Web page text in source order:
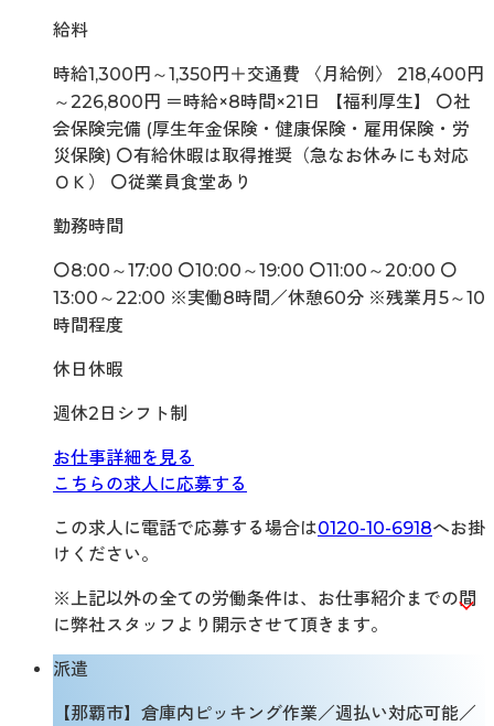
給料
時給1,300円～1,350円＋交通費 〈月給例〉 218,400円
～226,800円 ＝時給×8時間×21日 【福利厚生】 〇社
会保険完備 (厚生年金保険・健康保険・雇用保険・労
災保険) 〇有給休暇は取得推奨（急なお休みにも対応
ＯＫ） 〇従業員食堂あり
勤務時間
〇8:00～17:00 〇10:00～19:00 〇11:00～20:00 〇
13:00～22:00 ※実働8時間／休憩60分 ※残業月5～10
時間程度
休日休暇
週休2日シフト制
お仕事詳細を見る
こちらの求人に応募する
この求人に電話で応募する場合は0120-10-6918へお掛
けください。
※上記以外の全ての労働条件は、お仕事紹介までの間
に弊社スタッフより開示させて頂きます。
派遣
【那覇市】倉庫内ピッキング作業／週払い対応可能／